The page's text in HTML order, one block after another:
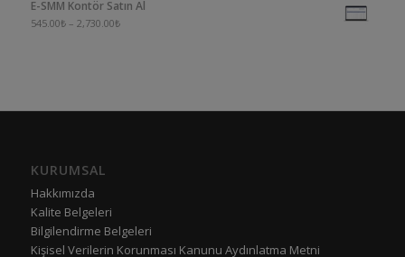
E-SMM Kontör Satın Al
545.00₺ – 2,730.00₺
KURUMSAL
Hakkımızda
Kalite Belgeleri
Bilgilendirme Belgeleri
Kişisel Verilerin Korunması Kanunu Aydınlatma Metni